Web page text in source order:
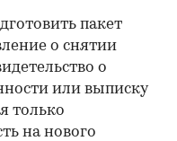
пакет
о снятии
о
или выписку
только
на нового